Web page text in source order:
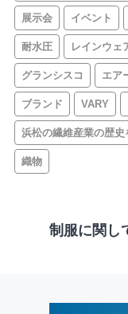
展示会 イベント
耐水圧 レインウェ
グランシスコ エア
ブランド VARY
浜松の繊維産業の歴史
織物
制服に関し